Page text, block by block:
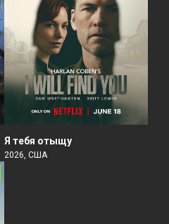
Я тебя отыщу
2026, США